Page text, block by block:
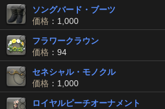
ソングバード・ブーツ
価格 ：1,000
フラワークラウン
価格 ：94
セネシャル・モノクル
価格 ：1,000
ロイヤルピーチオーナメント